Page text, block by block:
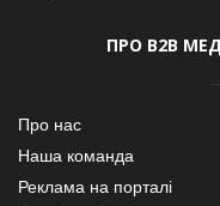
ПРО В2В
Про нас
Наша команда
Реклама на порталі